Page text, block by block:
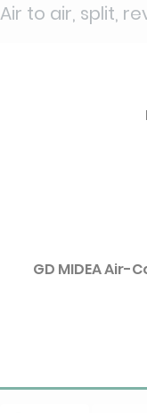
Air to air, split,
GD MIDEA